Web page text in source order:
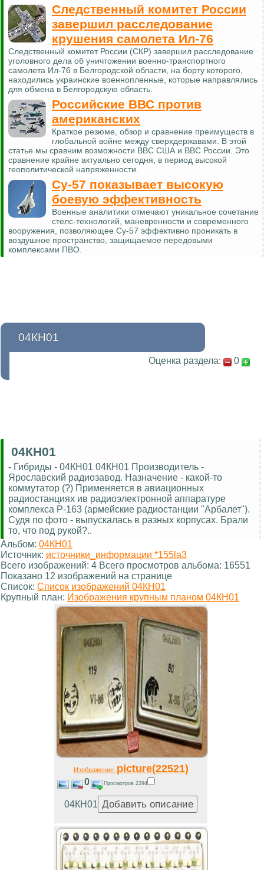
Следственный комитет России
завершил расследование
крушения самолета Ил-76
Следственный комитет России (СКР) завершил расследование
уголовного дела об уничтожении военно-транспортного
самолета Ил-76 в Белгородской области, на борту которого,
находились украинские военнопленные, которые направлялись
для обмена в Белгородскую область.
Российские ВВС против
американских
Краткое резюме, обзор и сравнение преимуществ в
глобальной войне между сверхдержавами. В этой
статье мы сравним возможности ВВС США и ВВС России. Это
сравнение крайне актуально сегодня, в период высокой
геополитической напряженности.
Су-57 показывает высокую
боевую эффективность
Военные аналитики отмечают уникальное сочетание
стелс-технологий, маневренности и современного
вооружения, позволяющее Су-57 эффективно проникать в
воздушное пространство, защищаемое передовыми
комплексами ПВО.
04КН01
Оценка раздела: 0
04КН01
- Гибриды - 04КН01 04КН01 Производитель -
Ярославский радиозавод. Назначение - какой-то
коммутатор (?) Применяется в авиационных
радиостанциях ив радиоэлектронной аппаратуре
комплекса Р-163 (армейские радиостанции "Арбалет").
Судя по фото - выпускалась в разных корпусах. Брали
то, что под рукой?..
Альбом: 04КН01
Источник: источники_информации *155la3
Всего изображений: 4 Всего просмотров альбома: 16551
Показано 12 изображений на странице
Список: Список изображений 04КН01
Крупный план: Изображения крупным планом 04КН01
Изображениеpicture(22521)
0 Просмотров 2294
04КН01